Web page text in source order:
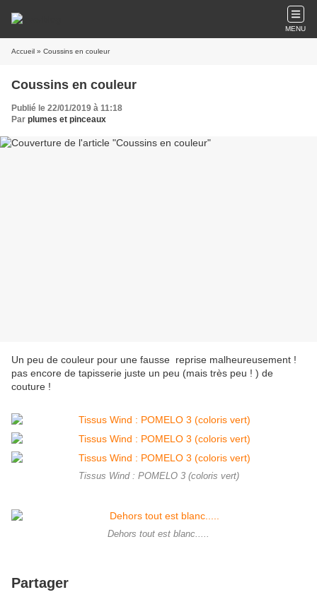
MENU
Accueil » Coussins en couleur
Coussins en couleur
Publié le 22/01/2019 à 11:18
Par plumes et pinceaux
Un peu de couleur pour une fausse reprise malheureusement !
pas encore de tapisserie juste un peu (mais très peu ! ) de
couture !
Tissus Wind : POMELO 3 (coloris vert)
Dehors tout est blanc.....
Partager